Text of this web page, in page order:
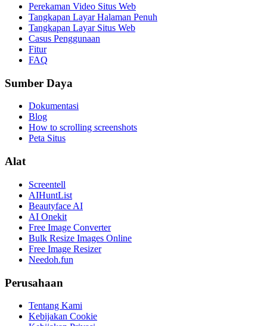
Perekaman Video Situs Web
Tangkapan Layar Halaman Penuh
Tangkapan Layar Situs Web
Casus Penggunaan
Fitur
FAQ
Sumber Daya
Dokumentasi
Blog
How to scrolling screenshots
Peta Situs
Alat
Screentell
AIHuntList
Beautyface AI
AI Onekit
Free Image Converter
Bulk Resize Images Online
Free Image Resizer
Needoh.fun
Perusahaan
Tentang Kami
Kebijakan Cookie